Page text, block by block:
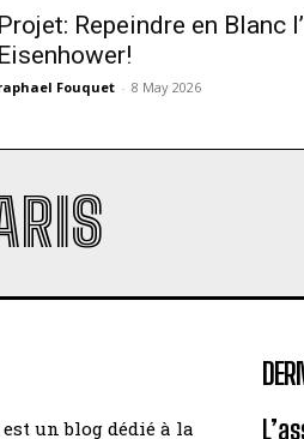
Projet: Repeindre en Blanc
Eisenhower!
Fouquet - 8 May 2026
un blog dédié à la